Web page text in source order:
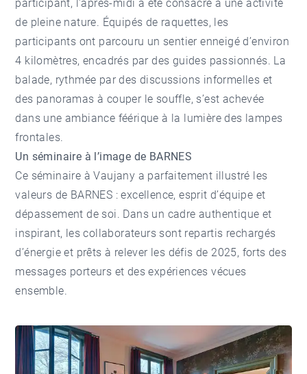
participant, l’après-midi a été consacré à une activité
de pleine nature. Équipés de raquettes, les
participants ont parcouru un sentier enneigé d’environ
4 kilomètres, encadrés par des guides passionnés. La
balade, rythmée par des discussions informelles et
des panoramas à couper le souffle, s’est achevée
dans une ambiance féérique à la lumière des lampes
frontales.
Un séminaire à l’image de BARNES
Ce séminaire à Vaujany a parfaitement illustré les
valeurs de BARNES : excellence, esprit d’équipe et
dépassement de soi. Dans un cadre authentique et
inspirant, les collaborateurs sont repartis rechargés
d’énergie et prêts à relever les défis de 2025, forts des
messages porteurs et des expériences vécues
ensemble.